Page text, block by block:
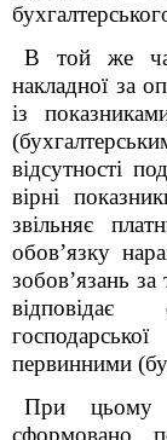
В той же
накладної за
із
відсутності
вірні
звільняє
обовʼязку
зобовʼязань
відповідає
первинними
При цьому
сформовано